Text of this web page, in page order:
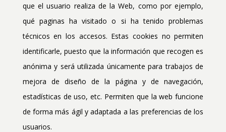
que el usuario realiza de la Web, como por ejemplo,
qué paginas ha visitado o si ha tenido problemas
técnicos en los accesos. Estas cookies no permiten
identificarle, puesto que la información que recogen es
anónima y será utilizada únicamente para trabajos de
mejora de diseño de la página y de navegación,
estadísticas de uso, etc. Permiten que la web funcione
de forma más ágil y adaptada a las preferencias de los
usuarios.